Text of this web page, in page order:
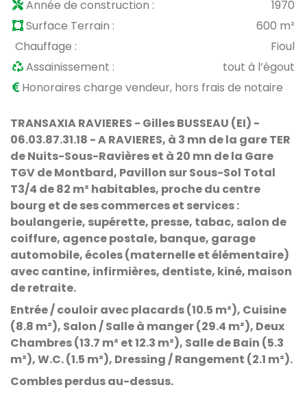
Année de construction :
1970
Surface Terrain :
600 m²
Chauffage :
Fioul
Assainissement :
tout à l’égout
Honoraires charge vendeur, hors frais de notaire
TRANSAXIA RAVIERES - Gilles BUSSEAU (EI) -
06.03.87.31.18 -A RAVIERES, à 3 mn de la gare TER
de Nuits-Sous-Ravières et à 20 mn de la Gare
TGV de Montbard, Pavillon sur Sous-Sol Total
T3/4 de 82 m² habitables, proche du centre
bourg et de ses commerces et services :
boulangerie, supérette, presse, tabac, salon de
coiffure, agence postale, banque, garage
automobile, écoles (maternelle et élémentaire)
avec cantine, infirmières, dentiste, kiné, maison
de retraite.
Entrée / couloir avec placards (10.5 m²), Cuisine
(8.8 m²), Salon / Salle à manger (29.4 m²), Deux
Chambres (13.7 m² et 12.3 m²), Salle de Bain (5.3
m²), W.C. (1.5 m²), Dressing / Rangement (2.1 m²).
Combles perdus au-dessus.